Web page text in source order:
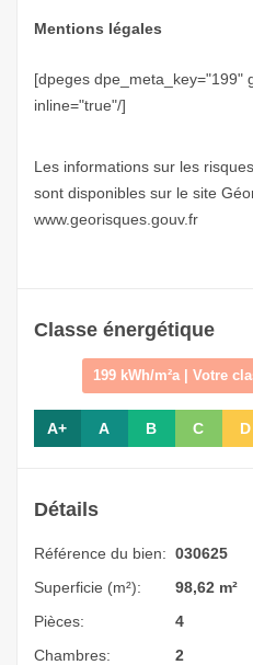
Mentions légales
[dpeges dpe_meta_key="199"
inline="true"/]
Les informations sur les
sont disponibles sur le site
www.georisques.gouv.fr
Classe énergétique
A+ A B C D
199 kWh/m²a | Votre
Détails
Référence du bien: 030625
Superficie (m²):
98,62 m²
Pièces:
4
Chambres:
2